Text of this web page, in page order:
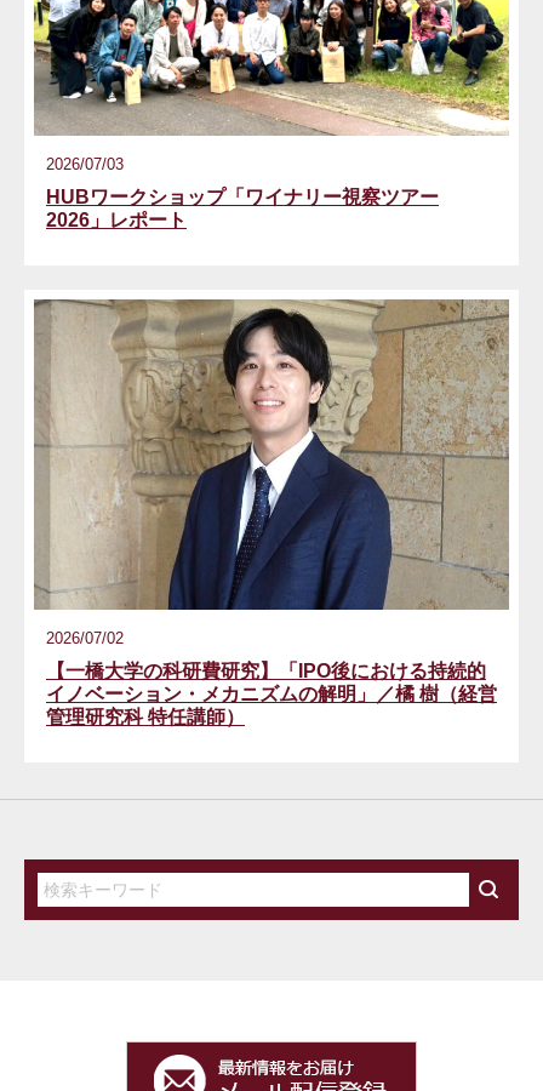
2026/07/03
HUBワークショップ「ワイナリー視察ツアー
2026」レポート
2026/07/02
【一橋大学の科研費研究】「IPO後における持続的
イノベーション・メカニズムの解明」／橘 樹（経営
管理研究科 特任講師）